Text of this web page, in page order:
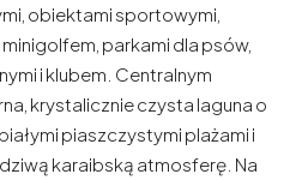
obiektami sportowymi,
parkami dla psów,
i klubem. Centralnym
krystalicznie czysta laguna o
piaszczystymi plażami i
karaibską atmosferę. Na